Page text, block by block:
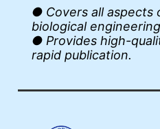
● Covers all aspects
biological
● Provides high-
rapid publication.